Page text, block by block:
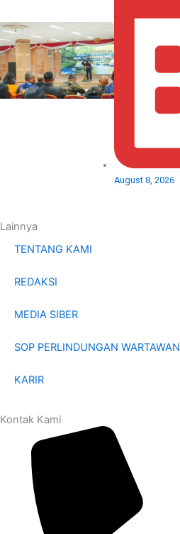
August 8, 2026
Lainnya
TENTANG KAMI
REDAKSI
MEDIA SIBER
SOP PERLINDUNGAN WARTAWAN
KARIR
Kontak Kami